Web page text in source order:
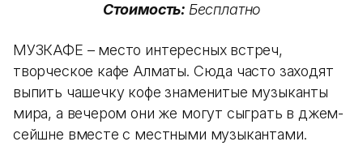
Стоимость: Бесплатно
МУЗКАФЕ – место интересных встреч,
творческое кафе Алматы. Сюда часто заходят
выпить чашечку кофе знаменитые музыканты
мира, а вечером они же могут сыграть в джем-
сейшне вместе с местными музыкантами.